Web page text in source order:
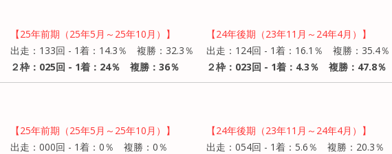
【25年前期（25年5月～25年10月）】
出走：133回 - 1着：14.3％ 複勝：32.3％
２枠：025回 - 1着：24％ 複勝：36％
【24年後期（23年11月～24年4月）】
出走：124回 - 1着：16.1％ 複勝：35.4％
２枠：023回 - 1着：4.3％ 複勝：47.8％
【25年前期（25年5月～25年10月）】
出走：000回 - 1着：0％ 複勝：0％
【24年後期（23年11月～24年4月）】
出走：054回 - 1着：5.6％ 複勝：20.3％